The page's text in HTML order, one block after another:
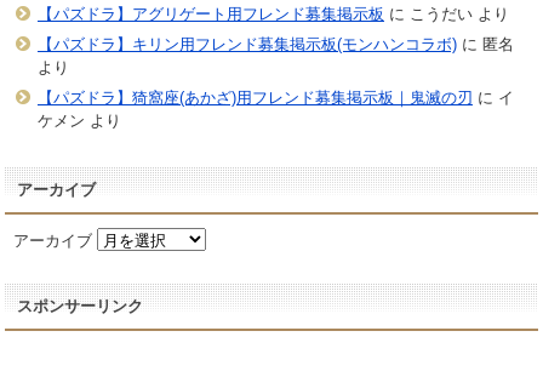
【パズドラ】アグリゲート用フレンド募集掲示板 に こうだいより
【パズドラ】キリン用フレンド募集掲示板(モンハンコラボ)に 匿名
より
【パズドラ】猗窩座(あかざ)用フレンド募集掲示板｜鬼滅の刃 に イ
ケメン より
アーカイブ
アーカイブ
スポンサーリンク